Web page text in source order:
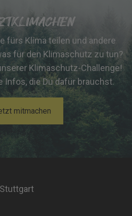
fürs Klima teilen und andere
für den Klimaschutz zu tun?
Klimaschutz-Challenge!
Infos, die Du dafür brauchst.
mitmachen